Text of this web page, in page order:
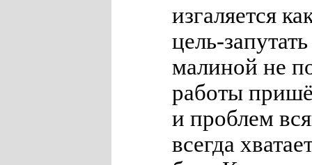
изгаляется
цель-
малиной не
работы
и проблем
всегда